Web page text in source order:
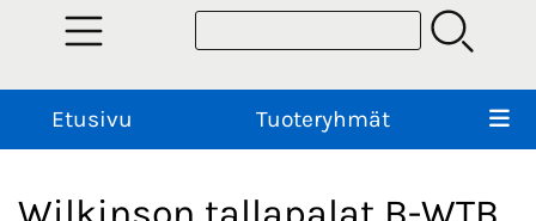
Etusivu Tuoteryhmät